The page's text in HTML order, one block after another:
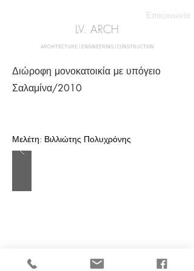
LV. ARCH
ARCHITECTURE | ENGINEERING | CONSTRUCTION
Επικοινωνία
Διώροφη μονοκατοικία με υπόγειο
Σαλαμίνα/2010
Μελέτη: Βιλλιώτης Πολυχρόνης
&lt; Επιστροφή στα Έργα